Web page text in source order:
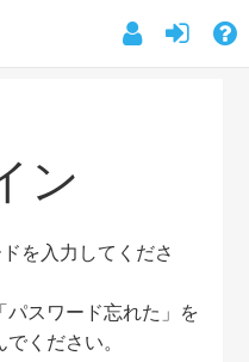
ン
を入力してくださ
パスワード忘れた」を
ください。